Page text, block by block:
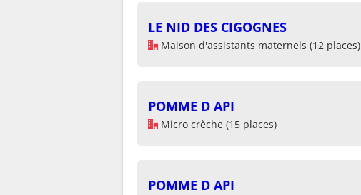
LE NID DES CIGOGNES
Maison d'assistants maternels (12 places)
POMME D API
Micro crèche (15 places)
POMME D API